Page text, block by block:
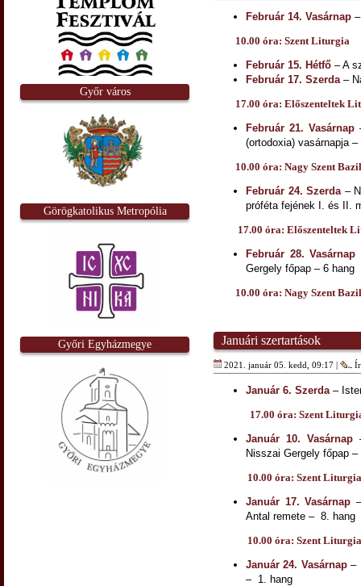
Győr város
Görögkatolikus Metropólia
Győri Egyházmegye
Február 14. Vasárnap
10.00 óra: Szent Liturgia
Február 15. Hétfő – A
Február 17. Szerda –
17.00 óra: Előszenteltek
Február 21. Vasárnap
(ortodoxia) vasárnapja –
10.00 óra: Nagy Szent
Február 24. Szerda –
próféta fejének I. és II.
17.00 óra: Előszenteltek
Február 28. Vasárnap
Gergely főpap – 6 hang
10.00 óra: Nagy Szent
Januári szertartások
2021. január 05. kedd, 09:17 |
Január 6. Szerda –
17.00 óra: Szent Liturgia,
Január 10. Vasárnap
Nisszai Gergely főpap –
10.00 óra: Szent Liturgia
Január 17. Vasárnap
Antal remete – 8. hang
10.00 óra: Szent Liturgia
Január 24. Vasárnap–
– 1. hang